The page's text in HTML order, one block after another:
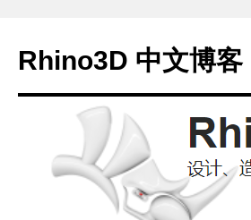
Rhino3D 中文博客